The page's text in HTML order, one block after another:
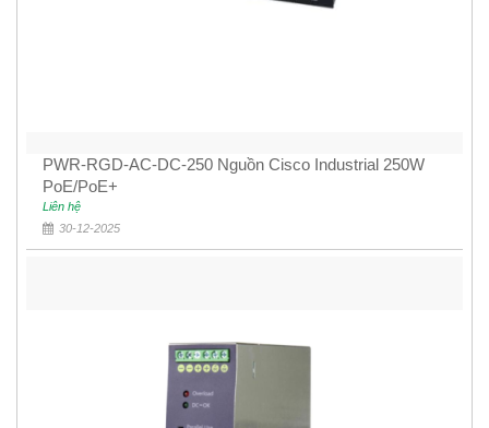
PWR-RGD-AC-DC-250 Nguồn Cisco Industrial 250W
PoE/PoE+
Liên hệ
30-12-2025